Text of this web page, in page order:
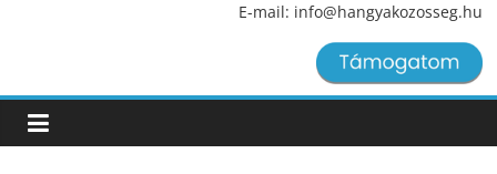
E-mail: info@hangyakozosseg.hu